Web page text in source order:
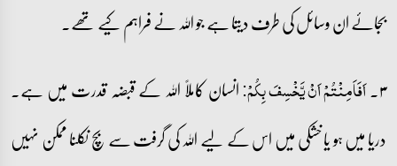
بجائے ان وسائل کی طرف دیتا ہے جو اللہ نے فراہم کیے تھے۔
۳۔ اَفَاَمِنۡتُمۡ اَنۡ یَّخۡسِفَ بِکُمۡ:انسان کاملاً اللہ کے قبضہ قدرت میں ہے۔
دریا میں ہو یا خشکی میں اس کے لیے اللہ کی گرفت سے بچ نکلنا ممکن نہیں